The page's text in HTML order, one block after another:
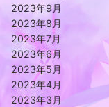
2023年9月
2023年8月
2023年7月
2023年6月
2023年5月
2023年4月
2023年3月